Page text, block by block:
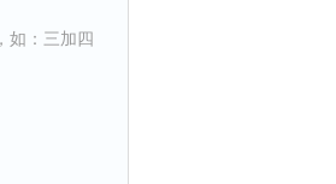
如：三加四